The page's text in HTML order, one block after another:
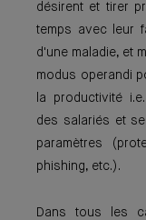
désirent et tirer
temps avec leur
d'une maladie, et
modus operandi
la productivité
des salariés et
paramètres
phishing, etc.).
Dans tous les